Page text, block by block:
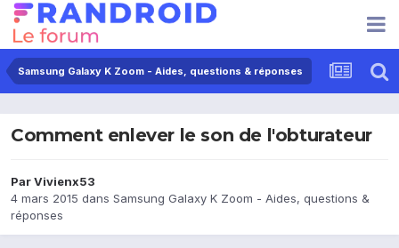
Samsung Galaxy K Zoom - Aides, questions & réponses
Comment enlever le son de l'obturateur
ParVivienx53
4 mars 2015 dans Samsung Galaxy K Zoom - Aides, questions &
réponses